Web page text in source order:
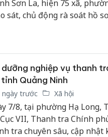
Sơn La, hiện 75 xã,
sát, chủ động rà soát hồ
dưỡng nghiệp vụ thanh
Quảng Ninh
ngày trước Xã hội
7/8, tại phường Hạ
VII, Thanh tra Chính
tra chuyên sâu, cập nhật